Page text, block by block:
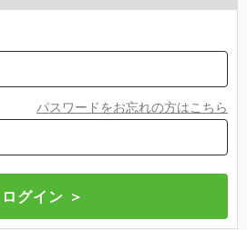
パスワードをお忘れの方はこちら